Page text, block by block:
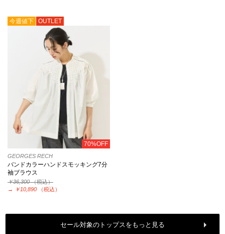
今週値下 OUTLET
70%OFF
GEORGES RECH
バンドカラーハンドスモッキング7分
袖ブラウス
￥36,300（税込）
→
￥10,890 （税込）
セール対象のトップスをもっと見る